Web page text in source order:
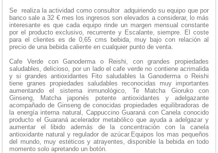
Se realiza la actividad como consultor adquiriendo su equipo que por
banco sale a 32 € mes los ingresos son elevados a considerar, lo más
interesante es que cada equipo rinde un margen mensual constante
por el producto exclusivo, recurrente y Escalante, siempre. El coste
para el clientes es de 0,65 cms bebida, muy bajo con relación al
precio de una bebida caliente en cualquier punto de venta.
Cafe Verde con Ganoderma o Reishi, con grandes propiedades
saludables, delicioso, por un lado el cafe verde no contiene acrimalida
y si grandes antioxidantes Fito saludables la Ganoderma o Reishi
tiene granes propiedades saludables reconocidas muy importantes
aumentando el sistema inmunológico, Te Matcha Gioruko con
Ginseng, Matcha japonés potente antioxidantes y adelgazante
acompañado de Ginseng de conocidas propiedades equilibradoras de
la energía interna natural, Cappuccino Guaraná con Canela conocido
producto el Guaraná acelerador metabólico que ayuda a adelgazar y
aumentar el libido además de la concentración con la canela
antioxidante natural y regulador de azúcar.Equipos los mas pequeños
del mundo, muy estéticos y atrayentes, disponible la bebida en todo
momento solo apretando un botón.